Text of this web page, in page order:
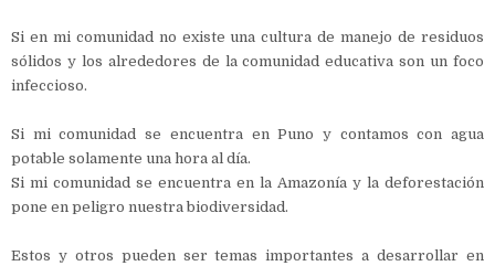
Si en mi comunidad no existe una cultura de manejo de residuos
sólidos y los alrededores de la comunidad educativa son un foco
infeccioso.
Si mi comunidad se encuentra en Puno y contamos con agua
potable solamente una hora al día.
Si mi comunidad se encuentra en la Amazonía y la deforestación
pone en peligro nuestra biodiversidad.
Estos y otros pueden ser temas importantes a desarrollar en